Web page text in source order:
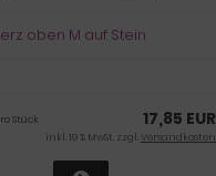
oben M auf Stein
17,85 EUR
Stück
inkl. 19 % MwSt. zzgl.Versandkosten